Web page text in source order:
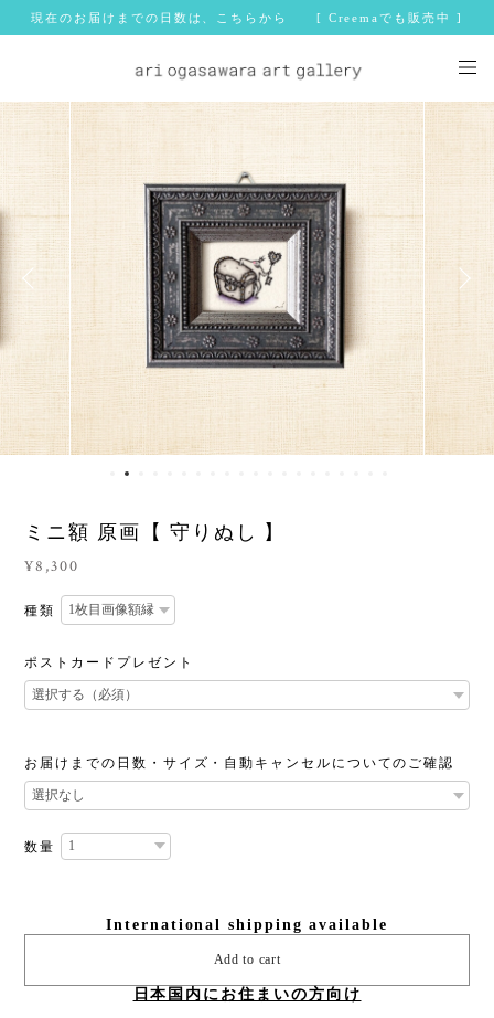
現在のお届けまでの日数は、こちらから [ Creemaでも販売中 ]
ミニ額 原画【 守りぬし 】
¥8,300
種類
ポストカードプレゼント
お届けまでの日数・サイズ・自動キャンセルについてのご確認
数量
International shipping available
Add to cart
日本国内にお住まいの方向け